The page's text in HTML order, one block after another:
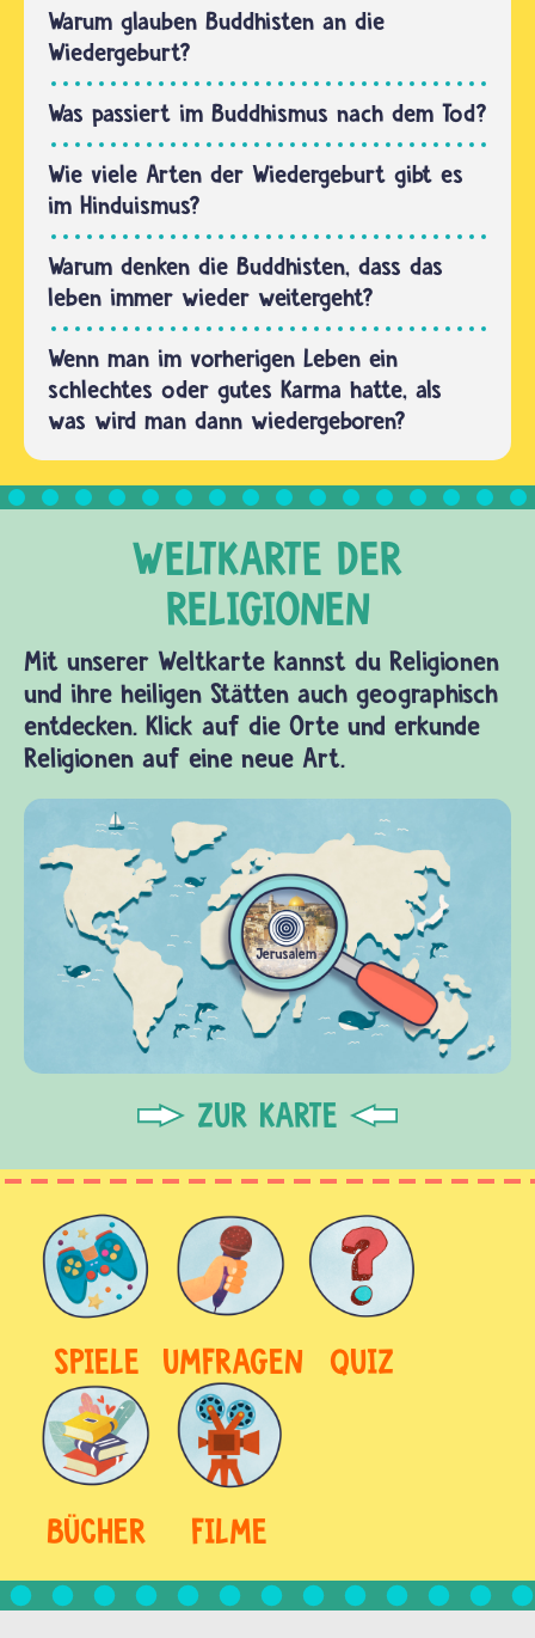
unterschiedlichen
Körpern
und
Daseinsformen
lebt. Sie
kann
zum…
Warum glauben Buddhisten an die
Wiedergeburt?
Was passiert im Buddhismus nach dem Tod?
Wie viele Arten der Wiedergeburt gibt es
im Hinduismus?
Warum denken die Buddhisten, dass das
leben immer wieder weitergeht?
Wenn man im vorherigen Leben ein
schlechtes oder gutes Karma hatte, als
was wird man dann wiedergeboren?
Mit unserer Weltkarte kannst du Religionen
und ihre heiligen Stätten auch geographisch
entdecken. Klick auf die Orte und erkunde
Religionen auf eine neue Art.
ZUR KARTE
SPIELE UMFRAGEN QUIZ
BÜCHER FILME